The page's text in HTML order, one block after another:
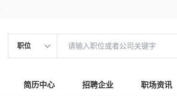
职位
简历中心 招聘企业 职场资讯